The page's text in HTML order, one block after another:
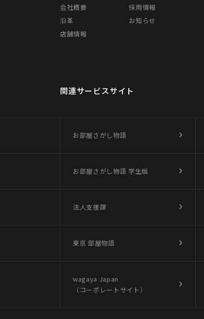
会社概要
沿革
店舗情報
採用情報
お知らせ
関連サービスサイト
お部屋さがし物語
お部屋さがし物語 学生版
法人支援課
東京 部屋物語
wagaya Japan
（コーポレートサイト）